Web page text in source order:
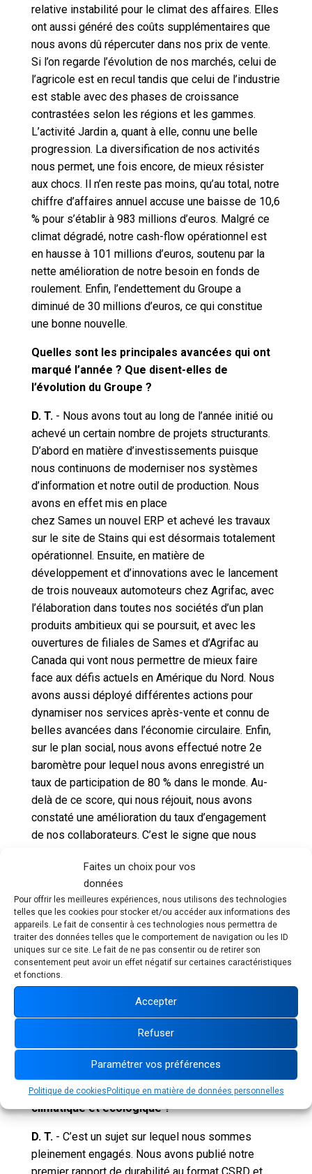
Faites un choix pour vos
données
Pour offrir les meilleures expériences, nous utilisons des technologies
telles que les cookies pour stocker et/ou accéder aux informations des
appareils. Le fait de consentir à ces technologies nous permettra de
traiter des données telles que le comportement de navigation ou les ID
uniques sur ce site. Le fait de ne pas consentir ou de retirer son
consentement peut avoir un effet négatif sur certaines caractéristiques
et fonctions.
Accepter
Refuser
Paramétrer vos préférences
Politique de cookiesPolitique en matière de données personnelles
relative instabilité pour le climat des affaires. Elles
ont aussi généré des coûts supplémentaires que
nous avons dû répercuter dans nos prix de vente.
Si l’on regarde l’évolution de nos marchés, celui de
l’agricole est en recul tandis que celui de l’industrie
est stable avec des phases de croissance
contrastées selon les régions et les gammes.
L’activité Jardin a, quant à elle, connu une belle
progression. La diversification de nos activités
nous permet, une fois encore, de mieux résister
aux chocs. Il n’en reste pas moins, qu’au total, notre
chiffre d’affaires annuel accuse une baisse de 10,6
% pour s’établir à 983 millions d’euros. Malgré ce
climat dégradé, notre cash-flow opérationnel est
en hausse à 101 millions d’euros, soutenu par la
nette amélioration de notre besoin en fonds de
roulement. Enfin, l’endettement du Groupe a
diminué de 30 millions d’euros, ce qui constitue
une bonne nouvelle.
Quelles sont les principales avancées qui ont
marqué l’année ? Que disent-elles de
l’évolution du Groupe ?
D. T.- Nous avons tout au long de l’année initié ou
achevé un certain nombre de projets structurants.
D’abord en matière d’investissements puisque
nous continuons de moderniser nos systèmes
d’information et notre outil de production. Nous
avons en effet mis en place
chez Sames un nouvel ERP et achevé les travaux
sur le site de Stains qui est désormais totalement
opérationnel. Ensuite, en matière de
développement et d’innovations avec le lancement
de trois nouveaux automoteurs chez Agrifac, avec
l’élaboration dans toutes nos sociétés d’un plan
produits ambitieux qui se poursuit, et avec les
ouvertures de filiales de Sames et d’Agrifac au
Canada qui vont nous permettre de mieux faire
face aux défis actuels en Amérique du Nord. Nous
avons aussi déployé différentes actions pour
dynamiser nos services après-vente et connu de
belles avancées dans l’économie circulaire. Enfin,
sur le plan social, nous avons effectué notre 2e
baromètre pour lequel nous avons enregistré un
taux de participation de 80 % dans le monde. Au-
delà de ce score, qui nous réjouit, nous avons
constaté une amélioration du taux d’engagement
de nos collaborateurs. C’est le signe que nous
d’action portent leurs fruits. J’ajoute que nous
continuons d’accompagner nos équipes dans leur
montée en compétences notamment à travers un
plan de formation à l’intelligence artificielle. Déjà
intégrée depuis plusieurs années dans nos
processus industriels et certains de nos produits,
l’intelligence artificielle a désormais vocation à
nouveaux cas d’usage et gagner en productivité.
Les questions de durabilité animent fortement
Amérique du Nord. Comment le Groupe
aborde-t-il aujourd’hui le sujet de la transition
climatique et écologique ?
D. T. - C’est un sujet sur lequel nous sommes
pleinement engagés. Nous avons publié notre